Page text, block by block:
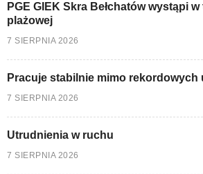
PGE GIEK Skra Bełchatów wystąpi
plażowej
7 SIERPNIA 2026
Pracuje stabilnie mimo rekordowych
7 SIERPNIA 2026
Utrudnienia w ruchu
7 SIERPNIA 2026